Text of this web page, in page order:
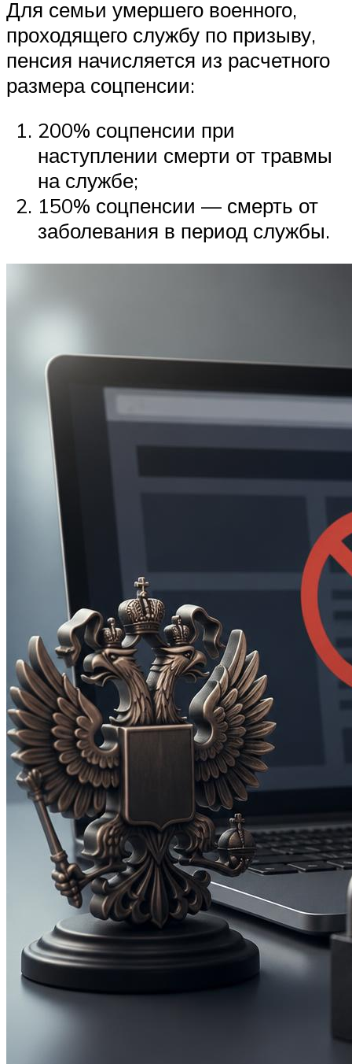
Для семьи умершего военного,
проходящего службу по призыву,
пенсия начисляется из расчетного
размера соцпенсии:
200% соцпенсии при
наступлении смерти от травмы
на службе;
150% соцпенсии — смерть от
заболевания в период службы.